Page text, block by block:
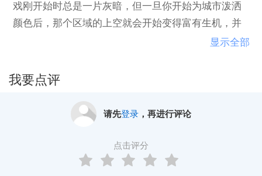
戏刚开始时总是一片灰暗，但一旦你开始为城市泼洒
颜色后，那个区域的上空就会开始变得富有生机，并
且音乐也开始伴随着你的行动。游戏中你的得分将会
时间挑战模式，比如让你根据结构来尽快的涂满一座
显示全部
我要点评
请先登录，再进行评论
点击评分